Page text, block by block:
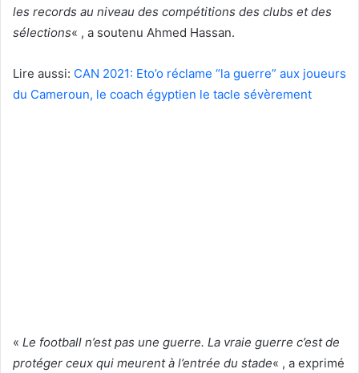
les records au niveau des compétitions des clubs et des
sélections« , a soutenu Ahmed Hassan.
Lire aussi: CAN 2021: Eto’o réclame “la guerre” aux joueurs
du Cameroun, le coach égyptien le tacle sévèrement
« Le football n’est pas une guerre. La vraie guerre c’est de
protéger ceux qui meurent à l’entrée du stade« , a exprimé